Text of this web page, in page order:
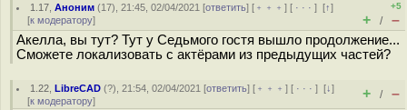
1.17 ,Аноним (17), 21:45, 02/04/2021 [ответить] [ ﹢﹢﹢] [ · · ·][↑]
[к модератору]
+5
+ / –
Акелла, вы тут? Тут у Седьмого гостя вышло продолжение...
Сможете локализовать с актёрами из предыдущих частей?
1.22 ,LibreCAD (?), 21:54, 02/04/2021 [ответить] [ ﹢﹢﹢] [ · · ·][↓]
[к модератору] + / –